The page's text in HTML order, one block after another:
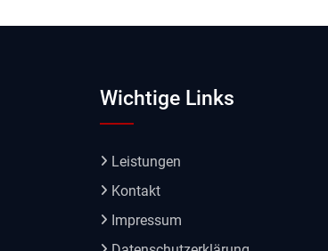
Wichtige Links
Leistungen
Kontakt
Impressum